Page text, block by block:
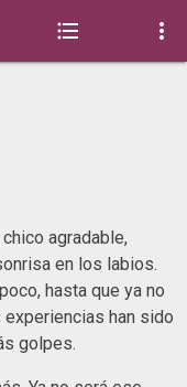
 
agradable,
en los labios.
hasta que ya no
experiencias han sido
golpes.